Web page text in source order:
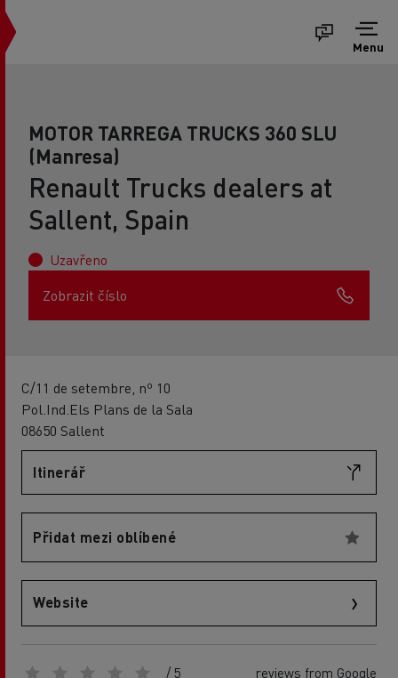
Menu
MOTOR TARREGA TRUCKS 360 SLU
(Manresa)
Renault Trucks dealers at
Sallent, Spain
Uzavřeno
Zobrazit číslo
C/11 de setembre, nº 10
Pol.Ind.Els Plans de la Sala
08650 Sallent
Itinerář
Přidat mezi oblíbené
Website
/ 5 reviews from Google